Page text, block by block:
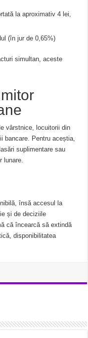
la aproximativ 4 lei,
(în jur de 0,65%)
simultan, aceste
vârstnice, locuitorii din
bancare. Pentru aceștia,
suplimentare sau
lunare.
însă accesul la
și de deciziile
că încearcă să extindă
disponibilitatea